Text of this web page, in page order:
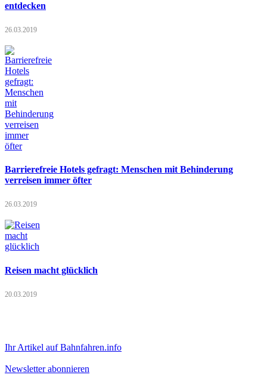
entdecken
26.03.2019
Barrierefreie Hotels gefragt: Menschen mit Behinderung
verreisen immer öfter
26.03.2019
Reisen macht glücklich
20.03.2019
Ihr Artikel auf Bahnfahren.info
Newsletter abonnieren